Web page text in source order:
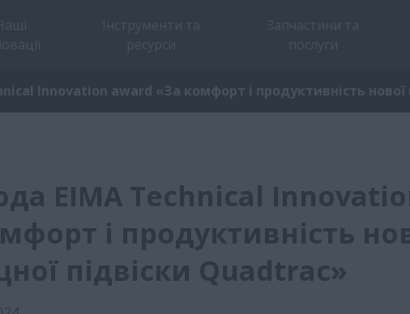
Innovation award «За комфорт і продуктивність нової
EIMA Technical
і продуктивність
підвіски Quadtrac»